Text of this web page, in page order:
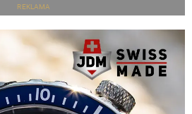
REKLAMA